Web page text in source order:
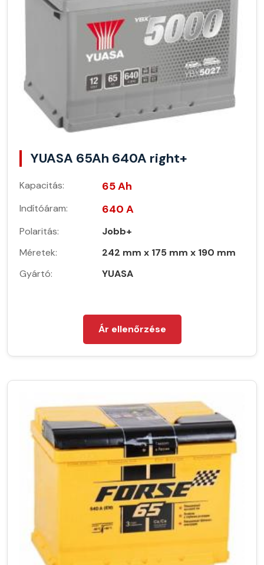
YUASA 65Ah 640A right+
Kapacitás: 65 Ah
Indítóáram: 640 A
Polaritás:
Jobb+
Méretek:
242 mm x 175 mm x 190 mm
Gyártó:
YUASA
Ár ellenőrzése